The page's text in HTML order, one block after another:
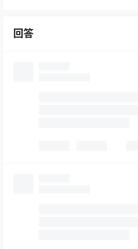
回答